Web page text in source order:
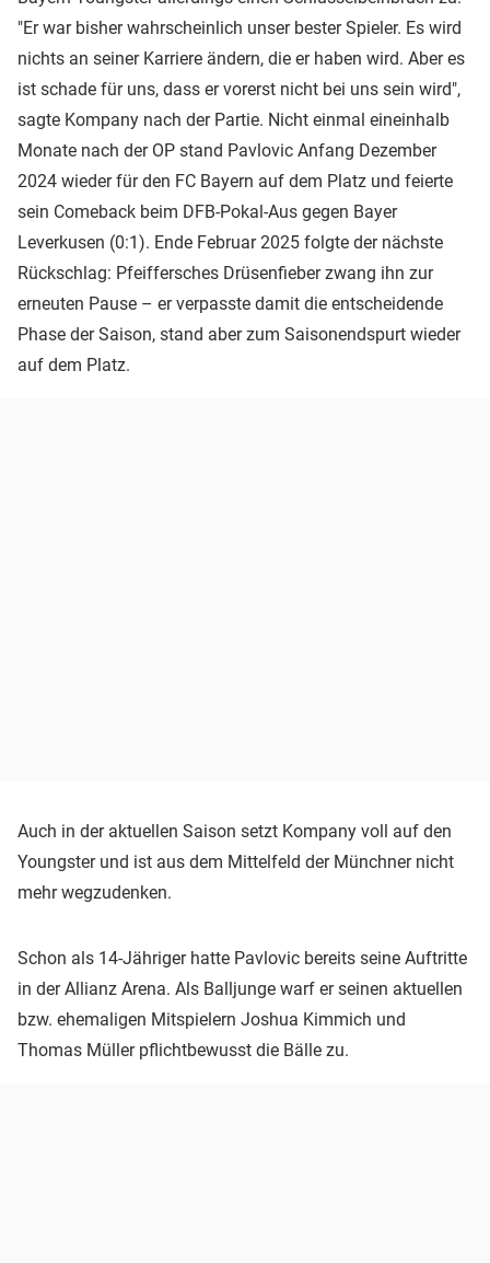
"Er war bisher wahrscheinlich unser bester Spieler. Es wird
nichts an seiner Karriere ändern, die er haben wird. Aber es
ist schade für uns, dass er vorerst nicht bei uns sein wird",
sagte Kompany nach der Partie. Nicht einmal eineinhalb
Monate nach der OP stand Pavlovic Anfang Dezember
2024 wieder für den FC Bayern auf dem Platz und feierte
sein Comeback beim DFB-Pokal-Aus gegen Bayer
Leverkusen (0:1). Ende Februar 2025 folgte der nächste
Rückschlag: Pfeiffersches Drüsenfieber zwang ihn zur
erneuten Pause – er verpasste damit die entscheidende
Phase der Saison, stand aber zum Saisonendspurt wieder
auf dem Platz.
Auch in der aktuellen Saison setzt Kompany voll auf den
Youngster und ist aus dem Mittelfeld der Münchner nicht
mehr wegzudenken.
Schon als 14-Jähriger hatte Pavlovic bereits seine Auftritte
in der Allianz Arena. Als Balljunge warf er seinen aktuellen
bzw. ehemaligen Mitspielern Joshua Kimmich und
Thomas Müller pflichtbewusst die Bälle zu.